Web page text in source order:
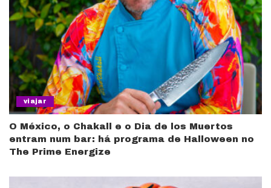
viajar
O México, o Chakall e o Dia de los Muertos
entram num bar: há programa de Halloween no
The Prime Energize